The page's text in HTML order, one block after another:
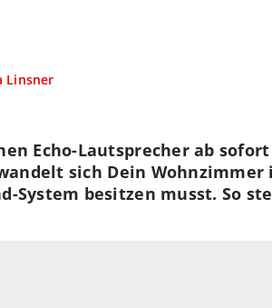
Linsner
Echo-Lautsprecher ab
sich Dein
System besitzen musst. So